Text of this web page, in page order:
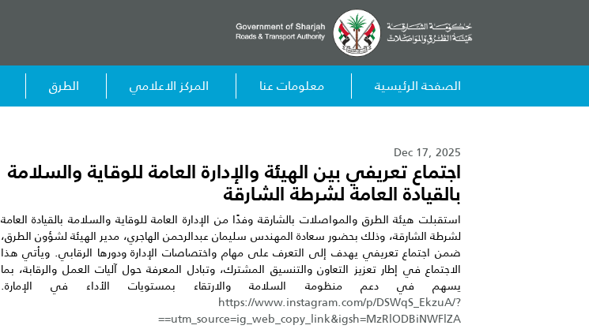
الصفحة الرئيسية معلومات عنا المركز الاعلامي الطرق
Dec 17, 2025
اجتماع تعريفي بين الهيئة والإدارة العامة للوقاية والسلامة
بالقيادة العامة لشرطة الشارقة
استقبلت هيئة الطرق والمواصلات بالشارقة وفدًا من الإدارة العامة للوقاية والسلامة بالقيادة العامة
لشرطة الشارقة، وذلك بحضور سعادة المهندس سليمان عبدالرحمن الهاجري، مدير الهيئة لشؤون الطرق،
ضمن اجتماع تعريفي يهدف إلى التعرف على مهام واختصاصات الإدارة ودورها الرقابي. ويأتي هذا
الاجتماع في إطار تعزيز التعاون والتنسيق المشترك، وتبادل المعرفة حول آليات العمل والرقابة، بما
يسهم في دعم منظومة السلامة والارتقاء بمستويات الأداء في الإمارة.
https://www.instagram.com/p/DSWqS_EkzuA/?
utm_source=ig_web_copy_link&igsh=MzRlODBiNWFlZA==